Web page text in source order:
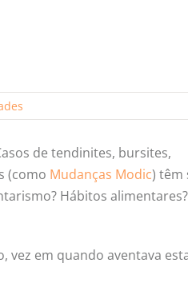
de tendinites, bursites,
(como Mudanças Modic) têm
Hábitos alimentares?
vez em quando aventava